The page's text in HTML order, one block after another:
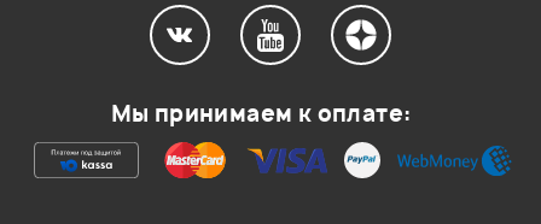
Ваша оценка:
Мы принимаем к оплате: